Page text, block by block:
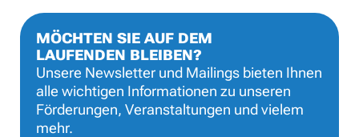
MÖCHTEN SIE AUF DEM
LAUFENDEN BLEIBEN?
Unsere Newsletter und Mailings bieten Ihnen
alle wichtigen Informationen zu unseren
Förderungen, Veranstaltungen und vielem
mehr.